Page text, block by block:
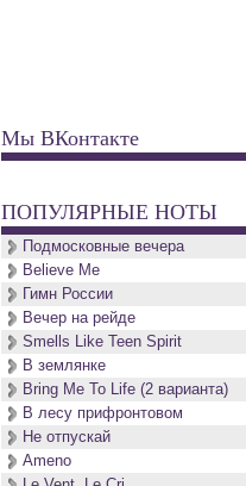
Мы ВКонтакте
ПОПУЛЯРНЫЕ НОТЫ
Подмосковные вечера
Believe Me
Гимн России
Вечер на рейде
Smells Like Teen Spirit
В землянке
Bring Me To Life (2 варианта)
В лесу прифронтовом
Не отпускай
Ameno